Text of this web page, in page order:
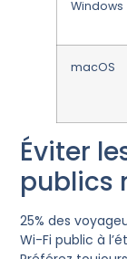
Windows
macOS
Éviter
publics
25% des
Wi-Fi public à